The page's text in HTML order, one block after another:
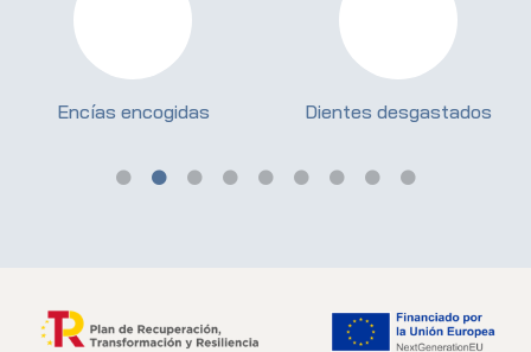
Encías encogidas Dientes desgastados